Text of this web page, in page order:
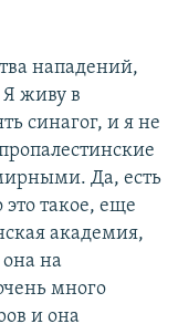
нападений,
Я живу в
синагог, и я не
Да, есть
это такое, еще
академия,
она на
много
и она